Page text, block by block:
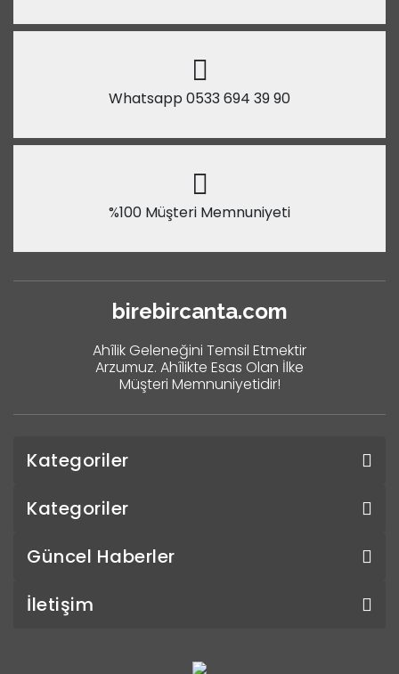
Whatsapp 0533 694 39 90
%100 Müşteri Memnuniyeti
birebircanta.com
Ahîlik Geleneğini Temsil Etmektir
Arzumuz. Ahîlikte Esas Olan İlke
Müşteri Memnuniyetidir!
Kategoriler
Kategoriler
Güncel Haberler
İletişim